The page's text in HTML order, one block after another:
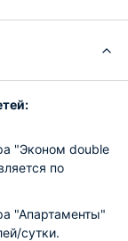
"Эконом double
по
"Апартаменты"
сутки.